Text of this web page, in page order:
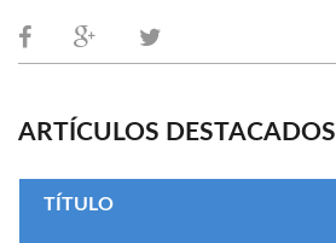
ARTÍCULOS DESTACADOS
TÍTULO